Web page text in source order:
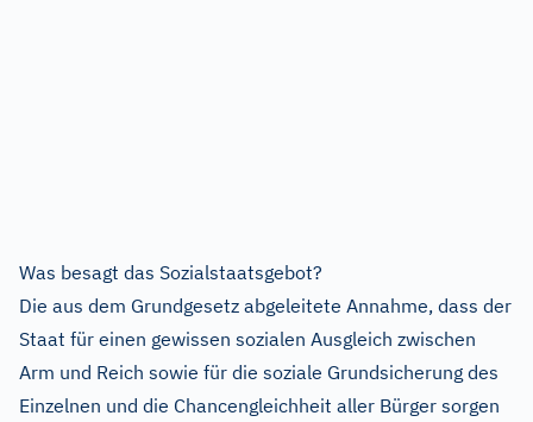
Was besagt das Sozialstaatsgebot?
Die aus dem Grundgesetz abgeleitete Annahme, dass der
Staat für einen gewissen sozialen Ausgleich zwischen
Arm und Reich sowie für die soziale Grundsicherung des
Einzelnen und die Chancengleichheit aller Bürger sorgen